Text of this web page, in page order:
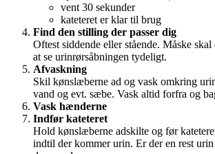
vent 30 sekunder
kateteret er klar til brug
Find den stilling der passer dig
Oftest siddende eller stående. Måske
at se urinrørsåbningen tydeligt.
Afvaskning
Skil kønslæberne ad og vask omkring
vand og evt. sæbe. Vask altid forfra og
Vask hænderne
Indfør kateteret
Hold kønslæberne adskilte og før
indtil der kommer urin. Er der en rest